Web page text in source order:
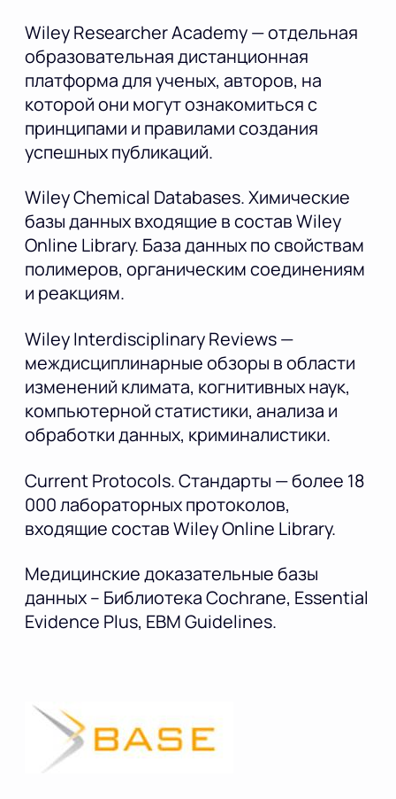
Wiley Researcher Academy — отдельная
образовательная дистанционная
платформа для ученых, авторов, на
которой они могут ознакомиться с
принципами и правилами создания
успешных публикаций.
Wiley Chemical Databases. Химические
базы данных входящие в состав Wiley
Online Library. База данных по свойствам
полимеров, органическим соединениям
и реакциям.
Wiley Interdisciplinary Reviews —
междисциплинарные обзоры в области
изменений климата, когнитивных наук,
компьютерной статистики, анализа и
обработки данных, криминалистики.
Current Protocols. Стандарты — более 18
000 лабораторных протоколов,
входящие состав Wiley Online Library.
Медицинские доказательные базы
данных – Библиотека Cochrane, Essential
Evidence Plus, EBM Guidelines.